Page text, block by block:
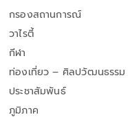
กรองสถานการณ์
วาไรตี้
กีฬา
ท่องเที่ยว – ศิลปวัฒนธรรม
ประชาสัมพันธ์
ภูมิภาค